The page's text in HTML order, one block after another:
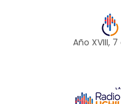
Año XVIII, 7